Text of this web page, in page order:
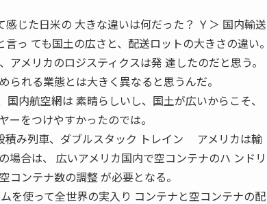
じた日米の 大きな違いは何だった？ Ｙ＞ 国内輸送
っ ても国土の広さと、配送ロットの大きさの違い。
メリカのロジスティクスは発 達したのだと思う。
れる業態とは大きく異なると思うんだ。
内航空網は 素晴らしいし、国土が広いからこそ、
をつけやすかったのでは。
積み列車、ダブルスタック トレイン アメリカは輸
場合は、 広いアメリカ国内で空コンテナのハ ンドリ
コンテナ数の調整 が必要となる。
を使って全世界の実入り コンテナと空コンテナの配